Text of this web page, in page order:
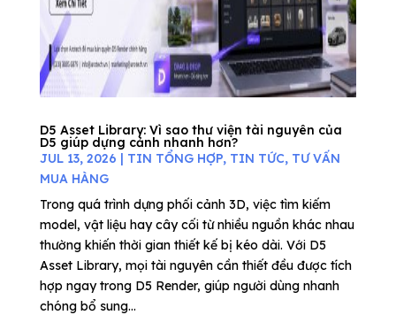
D5 Asset Library: Vì sao thư viện tài nguyên của
D5 giúp dựng cảnh nhanh hơn?
JUL 13, 2026 | TIN TỔNG HỢP, TIN TỨC, TƯ VẤN
MUA HÀNG
Trong quá trình dựng phối cảnh 3D, việc tìm kiếm
model, vật liệu hay cây cối từ nhiều nguồn khác nhau
thường khiến thời gian thiết kế bị kéo dài. Với D5
Asset Library, mọi tài nguyên cần thiết đều được tích
hợp ngay trong D5 Render, giúp người dùng nhanh
chóng bổ sung...